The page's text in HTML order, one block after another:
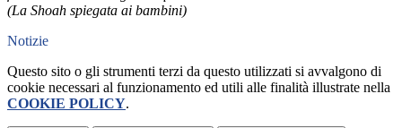
(La Shoah spiegata ai bambini)
Notizie
Questo sito o gli strumenti terzi da questo utilizzati si avvalgono di
cookie necessari al funzionamento ed utili alle finalità illustrate nella
COOKIE POLICY.